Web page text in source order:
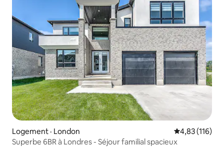
Logement · London Note
4,83 (116)
Superbe 6BR à Londres - Séjour familial spacieux